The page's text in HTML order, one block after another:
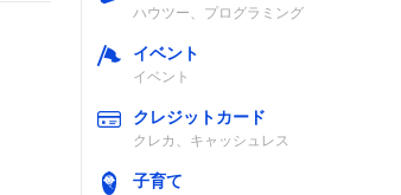
ハウツー、プログラミング
イベント
イベント
クレジットカード
クレカ、キャッシュレス
子育て